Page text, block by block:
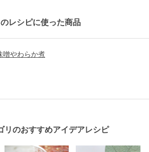
のレシピに使った商品
噌やわらか煮
リのおすすめアイデアレシピ